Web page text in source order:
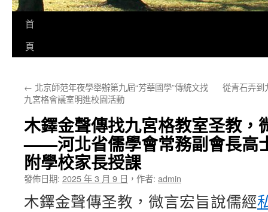
首
頁
← 北京師范年夜學舉辦第九屆“芳華國學”傳統文找
九宮格會議室明進校園活動
從青石弄到
木鐸金聲傳找九宮格教室圣教，
——河北省儒學會常務副會長高
附學校家長授課
發佈日期: 2025 年 3 月 9 日 ， 作者: admin
木鐸金聲傳圣教，微言宏旨說儒經